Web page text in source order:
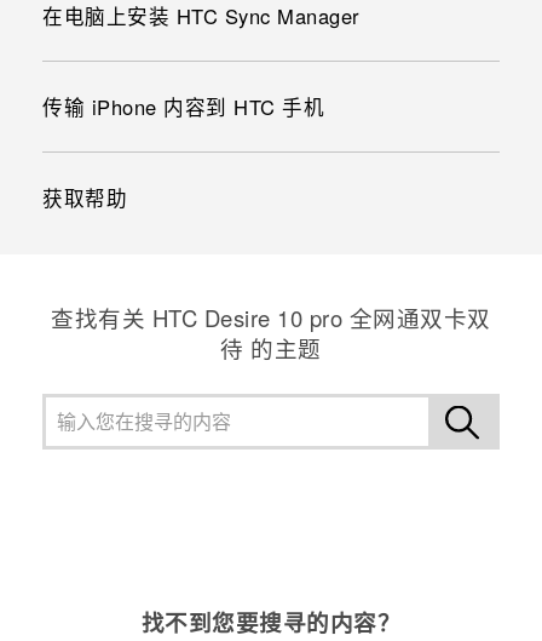
在电脑上安装 HTC Sync Manager
传输 iPhone 内容到 HTC 手机
获取帮助
查找有关 HTC Desire 10 pro 全网通双卡双
待 的主题
找不到您要搜寻的内容？